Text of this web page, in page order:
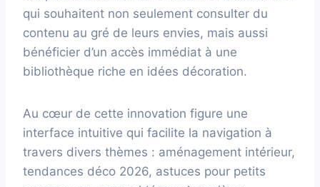
qui souhaitent non seulement consulter du
contenu au gré de leurs envies, mais aussi
bénéficier d’un accès immédiat à une
bibliothèque riche en idées décoration.
Au cœur de cette innovation figure une
interface intuitive qui facilite la navigation à
travers divers thèmes : aménagement intérieur,
tendances déco 2026, astuces pour petits